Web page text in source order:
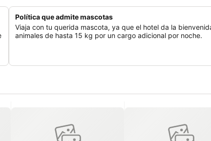
Política que admite mascotas
Viaja con tu querida mascota, ya que el hotel da la
animales de hasta 15 kg por un cargo adicional por noche.